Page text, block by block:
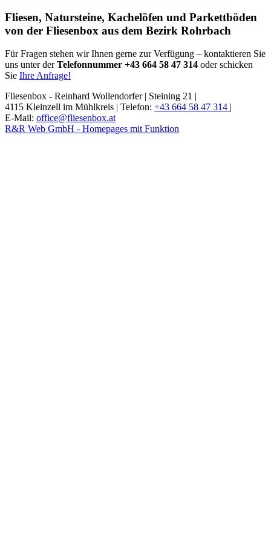
Fliesen, Natursteine, Kachelöfen und Parkettböden
von der Fliesenbox aus dem Bezirk Rohrbach
Für Fragen stehen wir Ihnen gerne zur Verfügung – kontaktieren Sie
uns unter derTelefonnummer +43 664 58 47 314 oder schicken
Sie Ihre Anfrage!
Fliesenbox - Reinhard Wollendorfer |
Steining 21 |
4115 Kleinzell im Mühlkreis |
Telefon: +43 664 58 47 314
E-Mail: office@fliesenbox.at
R&R Web GmbH - Homepages mit Funktion